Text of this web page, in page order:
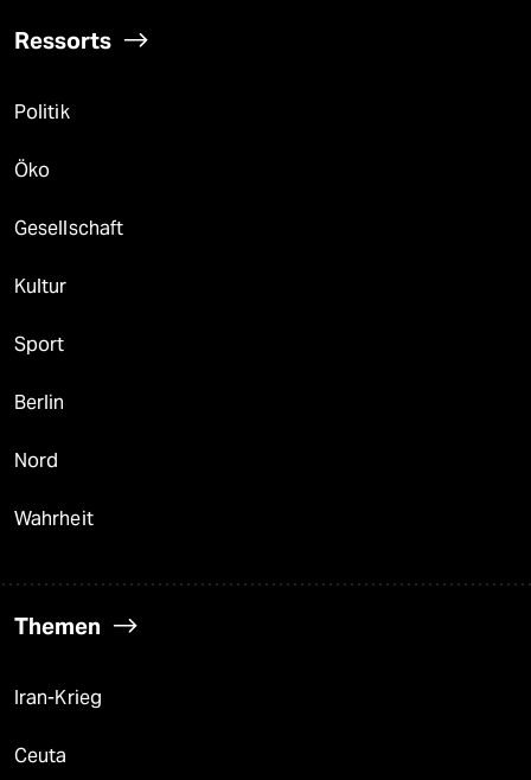
Ressorts
Politik
Öko
Gesellschaft
Kultur
Sport
Berlin
Nord
Wahrheit
Themen
Iran-Krieg
Ceuta